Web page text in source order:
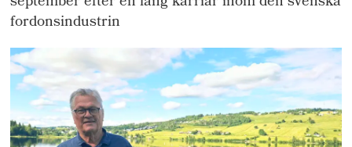
fordonsindustrin